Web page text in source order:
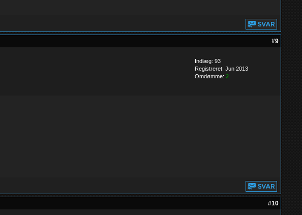
#9
Indlæg: 93
Registreret: Jun 2013
Omdømme: 2
#10